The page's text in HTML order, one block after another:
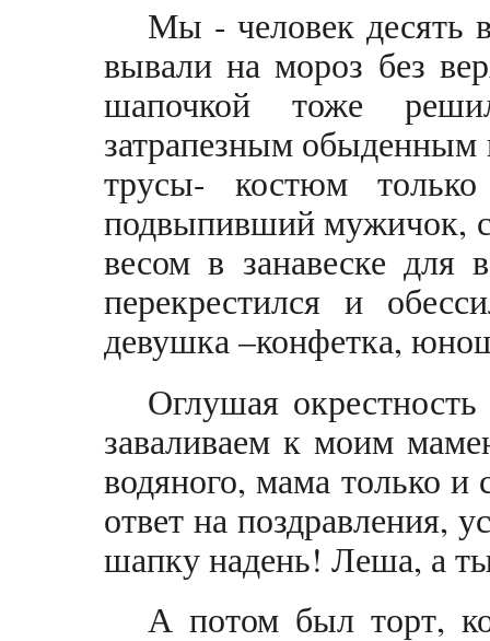
Мы - человек десять
вывали на мороз без
шапочкой тоже
затрапезным обыденным
трусы- костюм
подвыпивший мужичок,
весом в занавеске для
перекрестился и
девушка –конфетка,
Оглушая
заваливаем к моим
водяного, мама только
ответ на поздравления,
шапку надень! Леша, а
А потом был торт,